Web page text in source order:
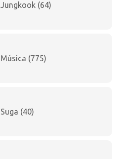
Jungkook (64)
Música (775)
Suga (40)